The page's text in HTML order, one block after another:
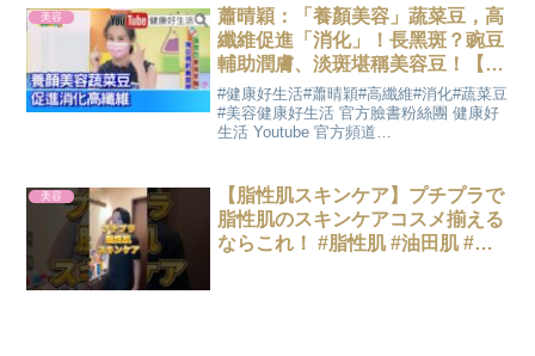
念グッズ！！オンライン販売はこちらさ
ぶちゃんねる(エスポワ...
美容
蕭晴穎：「養顏美容」蔬菜豆，高
纖維促進「消化」！長黑斑？豌豆
輔助潤膚、淡斑堪稱美容豆！【健
康好生活】
#健康好生活#蕭晴穎#高纖維#消化#蔬菜豆
#美容健康好生活 官方臉書粉絲團 健康好
生活 Youtube 官方頻道
周...
美容
【脂性肌スキンケア】プチプラで
脂性肌のスキンケアコスメ揃える
ならこれ！ #脂性肌 #油田肌 #テ